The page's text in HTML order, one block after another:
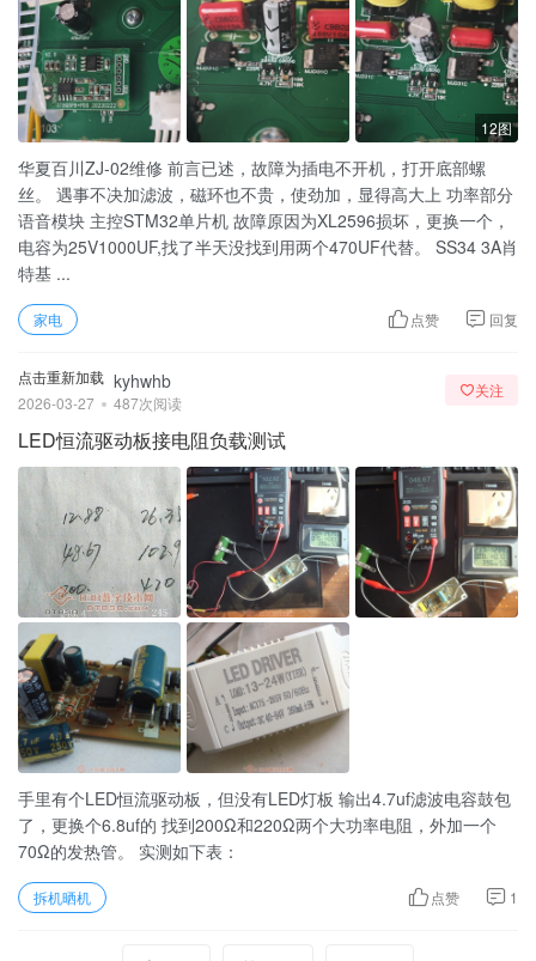
12图
华夏百川ZJ-02维修 前言已述，故障为插电不开机，打开底部螺
丝。 遇事不决加滤波，磁环也不贵，使劲加，显得高大上 功率部分
语音模块 主控STM32单片机 故障原因为XL2596损坏，更换一个，
电容为25V1000UF,找了半天没找到用两个470UF代替。 SS34 3A肖
特基 ...
家电 点赞 回复
点击重新加载 kyhwhb
2026-03-27 487次阅读
关注
LED恒流驱动板接电阻负载测试
手里有个LED恒流驱动板，但没有LED灯板 输出4.7uf滤波电容鼓包
了，更换个6.8uf的 找到200Ω和220Ω两个大功率电阻，外加一个
70Ω的发热管。 实测如下表：
拆机晒机 点赞 1